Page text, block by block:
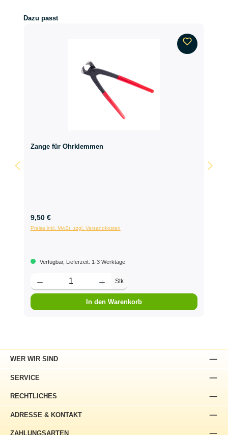
Produktgalerie überspringen
Dazu passt
Zange für Ohrklemmen
9,50 €
Preise inkl. MwSt. zzgl. Versandkosten
Verfügbar, Lieferzeit: 1-3 Werktage
Stk
In den Warenkorb
ADRESSE & KONTAKT
WER WIR SIND
SERVICE
RECHTLICHES
ZAHLUNGSARTEN